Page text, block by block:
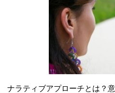
ナラティブアプローチとは？